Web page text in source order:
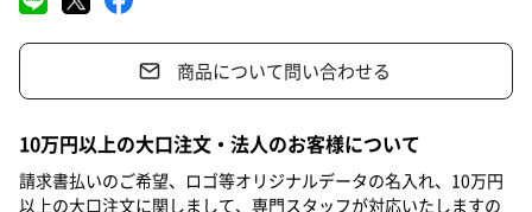
マットブラックCT
マジェンタCT
#部下男性
#同僚男性 #上司男性 #上司女性
#20代後半 #30代 #40代 #50代 #60代 #70代
商品について問い合わせる
10万円以上の大口注文・法人のお客様について
請求書払いのご希望、ロゴ等オリジナルデータの名入れ、10万円
以上の大口注文に関しまして、専門スタッフが対応いたしますの